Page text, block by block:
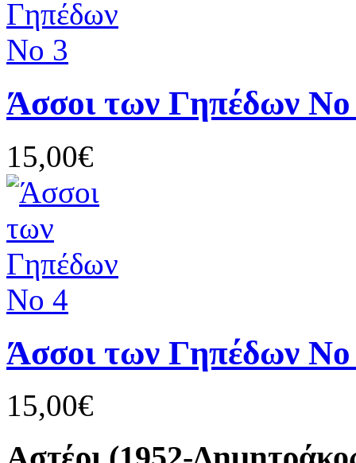
Άσσοι των Γηπέδων
15,00€
Άσσοι των Γηπέδων
15,00€